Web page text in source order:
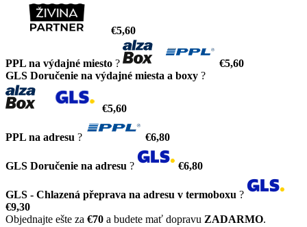
€5,60
PPL na výdajné miesto ?
€5,60
GLS Doručenie na výdajné miesta a boxy ?
€5,60
PPL na adresu ? €6,80
GLS Doručenie na adresu ? €6,80
GLS - Chlazená přeprava na adresu v termoboxu ?
€9,30
Objednajte ešte za €70 a budete mať dopravu ZADARMO.